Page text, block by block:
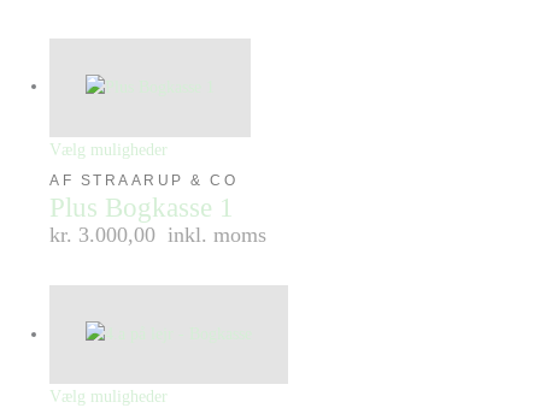
Vælg muligheder
AF STRAARUP & CO
Plus Bogkasse 1
kr. 3.000,00 inkl. moms
Vælg muligheder